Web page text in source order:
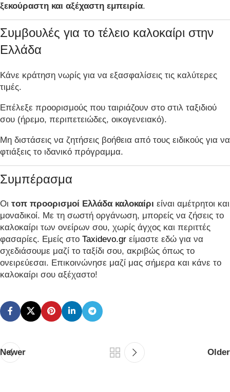
ξεκούραστη και αξέχαστη εμπειρία.
Συμβουλές για το τέλειο καλοκαίρι στην
Ελλάδα
Κάνε κράτηση νωρίς για να εξασφαλίσεις τις καλύτερες
τιμές.
Επέλεξε προορισμούς που ταιριάζουν στο στιλ ταξιδιού
σου (ήρεμο, περιπετειώδες, οικογενειακό).
Μη διστάσεις να ζητήσεις βοήθεια από τους ειδικούς για να
φτιάξεις το ιδανικό πρόγραμμα.
Συμπέρασμα
Οι τοπ προορισμοί Ελλάδα καλοκαίρι είναι αμέτρητοι και
μοναδικοί. Με τη σωστή οργάνωση, μπορείς να ζήσεις το
καλοκαίρι των ονείρων σου, χωρίς άγχος και περιττές
φασαρίες. Εμείς στο Taxidevo.gr είμαστε εδώ για να
σχεδιάσουμε μαζί το ταξίδι σου, ακριβώς όπως το
ονειρεύεσαι. Επικοινώνησε μαζί μας σήμερα και κάνε το
καλοκαίρι σου αξέχαστο!
Newer Older